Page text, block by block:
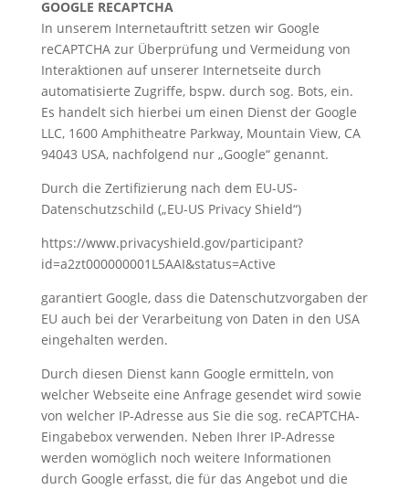
GOOGLE RECAPTCHA
In unserem Internetauftritt setzen wir Google
reCAPTCHA zur Überprüfung und Vermeidung von
Interaktionen auf unserer Internetseite durch
automatisierte Zugriffe, bspw. durch sog. Bots, ein.
Es handelt sich hierbei um einen Dienst der Google
LLC, 1600 Amphitheatre Parkway, Mountain View, CA
94043 USA, nachfolgend nur „Google“ genannt.
Durch die Zertifizierung nach dem EU-US-
Datenschutzschild („EU-US Privacy Shield“)
https://www.privacyshield.gov/participant?
id=a2zt000000001L5AAI&status=Active
garantiert Google, dass die Datenschutzvorgaben der
EU auch bei der Verarbeitung von Daten in den USA
eingehalten werden.
Durch diesen Dienst kann Google ermitteln, von
welcher Webseite eine Anfrage gesendet wird sowie
von welcher IP-Adresse aus Sie die sog. reCAPTCHA-
Eingabebox verwenden. Neben Ihrer IP-Adresse
werden womöglich noch weitere Informationen
durch Google erfasst, die für das Angebot und die